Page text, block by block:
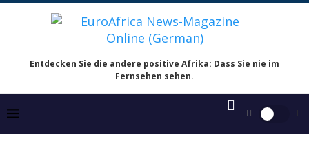
Entdecken Sie die andere positive Afrika: Dass Sie nie im
Fernsehen sehen.